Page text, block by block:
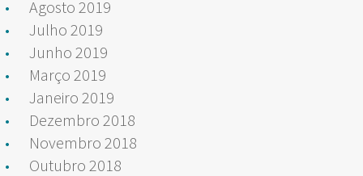
Agosto 2019
Julho 2019
Junho 2019
Março 2019
Janeiro 2019
Dezembro 2018
Novembro 2018
Outubro 2018